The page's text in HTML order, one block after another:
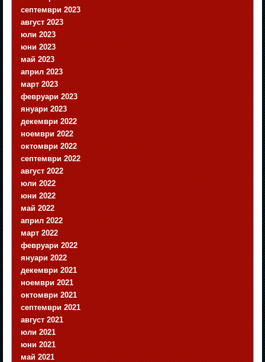
септември 2023
август 2023
юли 2023
юни 2023
май 2023
април 2023
март 2023
февруари 2023
януари 2023
декември 2022
ноември 2022
октомври 2022
септември 2022
август 2022
юли 2022
юни 2022
май 2022
април 2022
март 2022
февруари 2022
януари 2022
декември 2021
ноември 2021
октомври 2021
септември 2021
август 2021
юли 2021
юни 2021
май 2021